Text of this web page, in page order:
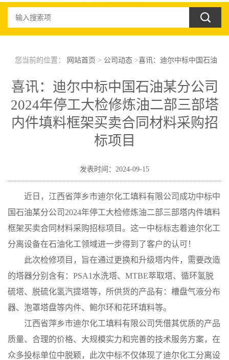
您当前的位置： 网站首页 > 公司动态>喜讯：迪尔中标中国石油
某分公司2024年停工大检修炼油二部三部塔内件填料框架买卖合同
材料采购招标项目
喜讯：迪尔中标中国石油某分公司
2024年停工大检修炼油二部三部塔
内件填料框架买卖合同材料采购招
标项目
发表时间：2024-09-15
近日，江西省萍乡市迪尔化工填料有限公司成功中标中
国石油某分公司 2024年停工大检修炼油二部三部塔内件填料
框架买卖合同材料采购招标项目 。这一中标标志着迪尔化工
分离设备在石油化工领域进一步得到了客户的认可！
此次检修项目，旨在通过更换和升级塔内件， 需要改造
的塔器分别含有： PSA1水洗塔、 MTBE萃取塔、 循环氢脱
硫塔、 脱硫化氢汽提塔等，所供货的产品有：槽盘气液分布
器、泡罩塔盘等内件、鲍尔环和花环填料等。
江西省萍乡市迪尔化工填料有限公司凭借其优质的产品
质量、合理的价格、 大规模实力和完善的技术服务方案，在
众多投标单位中脱颖 ， 此次中标不仅体现了迪尔化工分离设